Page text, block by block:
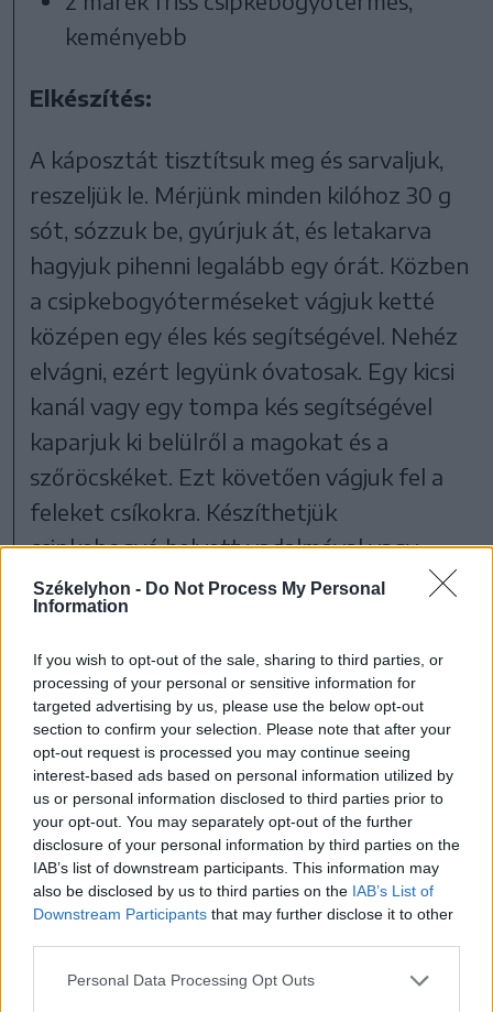
Székelyhon - Do Not Process My Personal
Information
If you wish to opt-out of the sale, sharing to third parties, or
processing of your personal or sensitive information for
targeted advertising by us, please use the below opt-out
section to confirm your selection. Please note that after your
opt-out request is processed you may continue seeing
interest-based ads based on personal information utilized by
us or personal information disclosed to third parties prior to
your opt-out. You may separately opt-out of the further
disclosure of your personal information by third parties on the
IAB’s list of downstream participants. This information may
also be disclosed by us to third parties on the IAB’s List of
Downstream Participants that may further disclose it to other
Personal Data Processing Opt Outs
keményebb
Elkészítés:
A káposztát tisztítsuk meg és sarvaljuk,
reszeljük le. Mérjünk minden kilóhoz 30 g
sót, sózzuk be, gyúrjuk át, és letakarva
hagyjuk pihenni legalább egy órát. Közben
a csipkebogyóterméseket vágjuk ketté
középen egy éles kés segítségével. Nehéz
elvágni, ezért legyünk óvatosak. Egy kicsi
kanál vagy egy tompa kés segítségével
kaparjuk ki belülről a magokat és a
szőröcskéket. Ezt követően vágjuk fel a
feleket csíkokra. Készíthetjük
csipkebogyó helyett vadalmával vagy
vackorral, akár ezek keverékével is. Ezeket
is csumázzuk és magozzuk ki, vágjuk
kisebb darabokra. Az egy óra leteltével
adjuk hozzá a csipkebogyókat, majd
gyúrjuk újra át és egyenletesen osszuk el a
mennyiségben.
Alaposan megmosott, de
nem sterilizált
befőttesüvegekbe
nyomkodjuk, vegyünk ki